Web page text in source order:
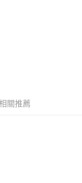
付方式。 讓您購物簡單
至「AFTEE先享後付」
帳。
關推薦